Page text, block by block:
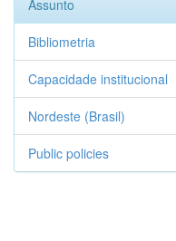
Assunto
Bibliometria
Capacidade institucional
Nordeste (Brasil)
Public policies